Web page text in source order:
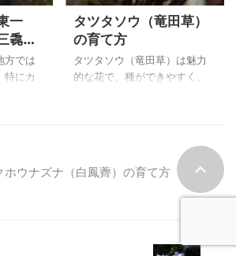
て感動
はい
が家の
でし
くよう
程度に減ってしまったのを寂
しく感じます。 私が子供のこ
ろからイヌノフグリだと思っ
ていたのは、オオイヌノフグ
リでした。 この苗は、植物を
一
毳
の里
方では
特にカ
、こ
しょう
いる
タツタソウ（竜田草）
の育て方
タツタソウ（竜田草）は魅力
的な花で、種ができやすく、
す。 ３０年以上も前に購入し
た最初の株は大株になって弱
ってきて枯れてしまいました
が、零れ種からも苗ができて
があり庭にも植えてありま
ホウナズナ（白鳳薺）の育て方